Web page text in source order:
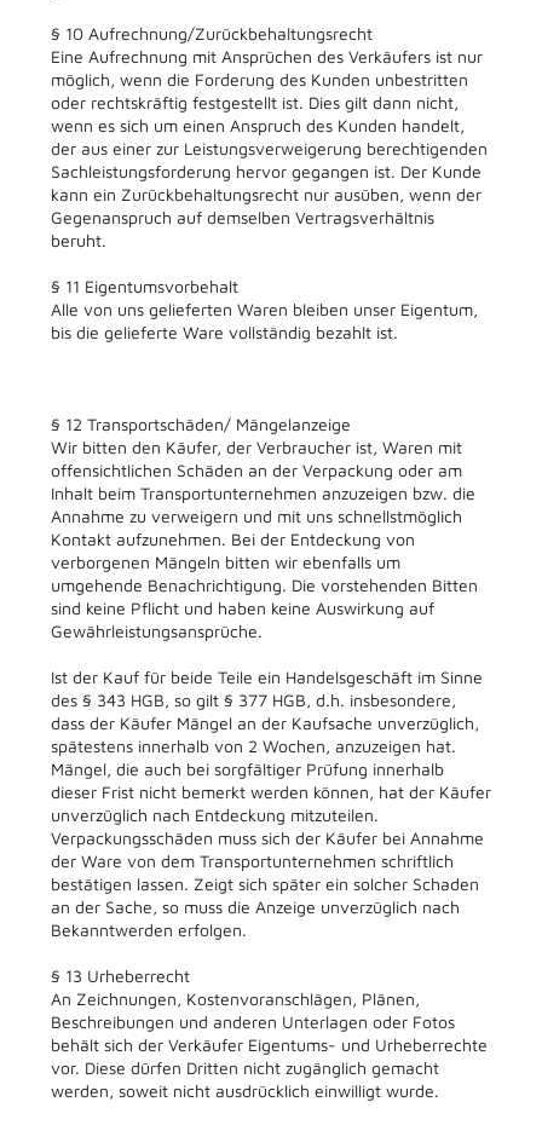
§ 10 Aufrechnung/Zurückbehaltungsrecht
Eine Aufrechnung mit Ansprüchen des Verkäufers ist nur
möglich, wenn die Forderung des Kunden unbestritten
oder rechtskräftig festgestellt ist. Dies gilt dann nicht,
wenn es sich um einen Anspruch des Kunden handelt,
der aus einer zur Leistungsverweigerung berechtigenden
Sachleistungsforderung hervor gegangen ist. Der Kunde
kann ein Zurückbehaltungsrecht nur ausüben, wenn der
Gegenanspruch auf demselben Vertragsverhältnis
beruht.
§ 11 Eigentumsvorbehalt
Alle von uns gelieferten Waren bleiben unser Eigentum,
bis die gelieferte Ware vollständig bezahlt ist.
§ 12 Transportschäden/ Mängelanzeige
Wir bitten den Käufer, der Verbraucher ist, Waren mit
offensichtlichen Schäden an der Verpackung oder am
Inhalt beim Transportunternehmen anzuzeigen bzw. die
Annahme zu verweigern und mit uns schnellstmöglich
Kontakt aufzunehmen. Bei der Entdeckung von
verborgenen Mängeln bitten wir ebenfalls um
umgehende Benachrichtigung. Die vorstehenden Bitten
sind keine Pflicht und haben keine Auswirkung auf
Gewährleistungsansprüche.
Ist der Kauf für beide Teile ein Handelsgeschäft im Sinne
des § 343 HGB, so gilt § 377 HGB, d.h. insbesondere,
dass der Käufer Mängel an der Kaufsache unverzüglich,
spätestens innerhalb von 2 Wochen, anzuzeigen hat.
Mängel, die auch bei sorgfältiger Prüfung innerhalb
dieser Frist nicht bemerkt werden können, hat der Käufer
unverzüglich nach Entdeckung mitzuteilen.
Verpackungsschäden muss sich der Käufer bei Annahme
der Ware von dem Transportunternehmen schriftlich
bestätigen lassen. Zeigt sich später ein solcher Schaden
an der Sache, so muss die Anzeige unverzüglich nach
Bekanntwerden erfolgen.
§ 13 Urheberrecht
An Zeichnungen, Kostenvoranschlägen, Plänen,
Beschreibungen und anderen Unterlagen oder Fotos
behält sich der Verkäufer Eigentums- und Urheberrechte
vor. Diese dürfen Dritten nicht zugänglich gemacht
werden, soweit nicht ausdrücklich einwilligt wurde.